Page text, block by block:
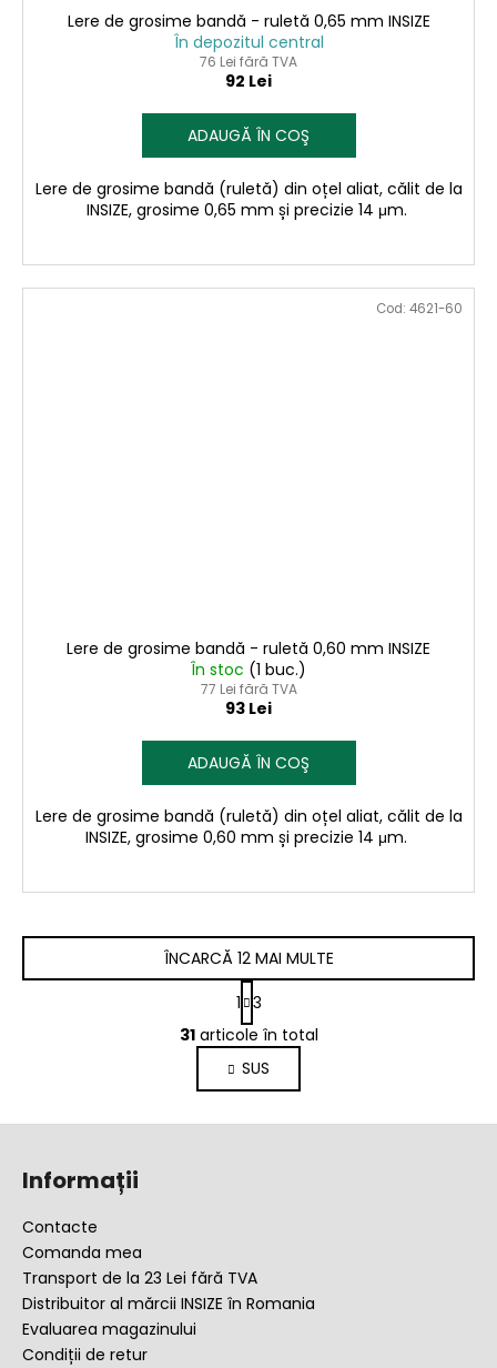
Lere de grosime bandă - ruletă 0,65 mm INSIZE
În depozitul central
76 Lei fără TVA
92 Lei
ADAUGĂ ÎN COŞ
Lere de grosime bandă (ruletă) din oțel aliat, călit de la
INSIZE, grosime 0,65 mm și precizie 14 μm.
Lere de grosime bandă - ruletă 0,60 mm INSIZE
În stoc (1 buc.)
77 Lei fără TVA
93 Lei
ADAUGĂ ÎN COŞ
Lere de grosime bandă (ruletă) din oțel aliat, călit de la
INSIZE, grosime 0,60 mm și precizie 14 μm.
Cod: 4621-60
C
o
n
t
r
i
s
t
ÎNCARCĂ 12 MAI MULTE
P
a
g
i
n
a
r
1 3
31articole în total
SUS
Informații
Contacte
Comanda mea
Transport de la 23 Lei fără TVA
Distribuitor al mărcii INSIZE în Romania
Evaluarea magazinului
Condiții de retur